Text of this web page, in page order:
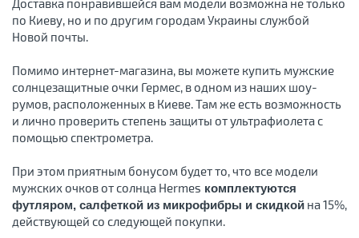
Доставка понравившейся вам модели возможна не только
по Киеву, но и по другим городам Украины службой
Новой почты.
Помимо интернет-магазина, вы можете купить мужские
солнцезащитные очки Гермес, в одном из наших шоу-
румов, расположенных в Киеве. Там же есть возможность
и лично проверить степень защиты от ультрафиолета с
помощью спектрометра.
При этом приятным бонусом будет то, что все модели
мужских очков от солнца Hermes комплектуются
футляром, салфеткой из микрофибры и скидкой на 15%,
действующей со следующей покупки.